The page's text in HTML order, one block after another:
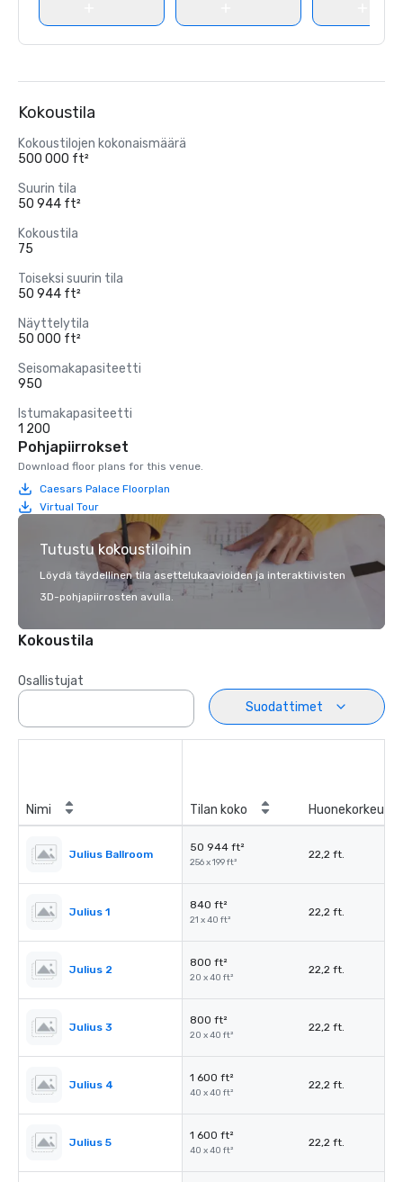
Kokoustila
Kokoustilojen kokonaismäärä
500 000 ft²
Suurin tila
50 944 ft²
Kokoustila
75
Toiseksi suurin tila
50 944 ft²
Näyttelytila
50 000 ft²
Seisomakapasiteetti
950
Istumakapasiteetti
1 200
Pohjapiirrokset
Download floor plans for this venue.
Caesars Palace Floorplan
Virtual Tour
Tutustu kokoustiloihin
Löydä täydellinen tila asettelukaavioiden ja interaktiivisten
3D-pohjapiirrosten avulla.
Kokoustila
Osallistujat
Suodattimet
Nimi Tilan koko Huonekorkeus
Julius Ballroom
50 944 ft²
256 x 199 ft²
22,2 ft.
Julius 1
840 ft²
21 x 40 ft²
22,2 ft.
Julius 2
800 ft²
20 x 40 ft²
22,2 ft.
Julius 3
800 ft²
20 x 40 ft²
22,2 ft.
Julius 4
1 600 ft²
40 x 40 ft²
22,2 ft.
Julius 5
1 600 ft²
40 x 40 ft²
22,2 ft.